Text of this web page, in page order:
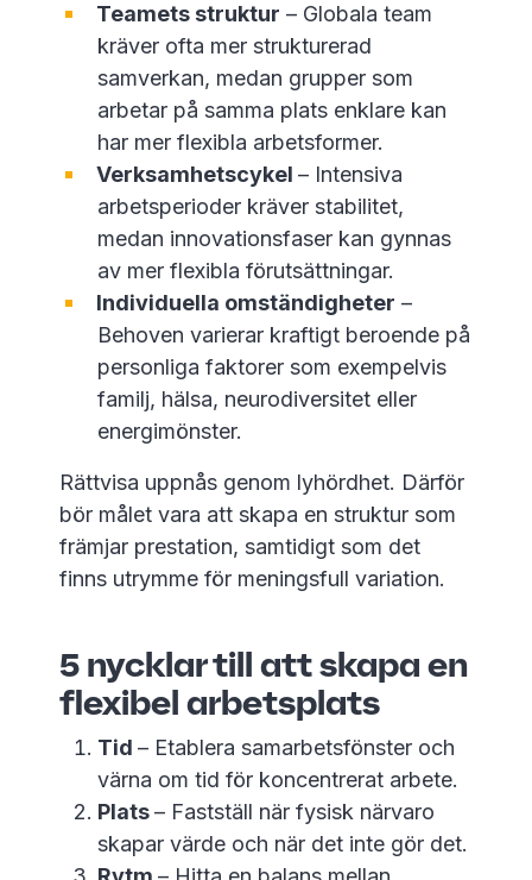
Teamets struktur – Globala team
kräver ofta mer strukturerad
samverkan, medan grupper som
arbetar på samma plats enklare kan
har mer flexibla arbetsformer.
Verksamhetscykel – Intensiva
arbetsperioder kräver stabilitet,
medan innovationsfaser kan gynnas
av mer flexibla förutsättningar.
Individuella omständigheter –
Behoven varierar kraftigt beroende på
personliga faktorer som exempelvis
familj, hälsa, neurodiversitet eller
energimönster.
Rättvisa uppnås genom lyhördhet. Därför
bör målet vara att skapa en struktur som
främjar prestation, samtidigt som det
finns utrymme för meningsfull variation.
5 nycklar till att skapa en
flexibel arbetsplats
Tid – Etablera samarbetsfönster och
värna om tid för koncentrerat arbete.
Plats– Fastställ när fysisk närvaro
skapar värde och när det inte gör det.